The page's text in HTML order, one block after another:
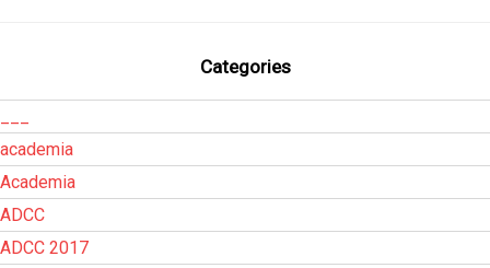
Categories
academia
Academia
ADCC
ADCC 2017